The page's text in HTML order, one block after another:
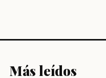
Más leídos